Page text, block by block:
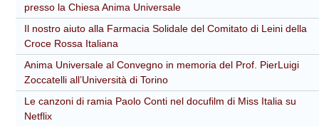
presso la Chiesa Anima Universale
Il nostro aiuto alla Farmacia Solidale del Comitato di Leini della
Croce Rossa Italiana
Anima Universale al Convegno in memoria del Prof. PierLuigi
Zoccatelli all’Università di Torino
Le canzoni di ramia Paolo Conti nel docufilm di Miss Italia su
Netflix